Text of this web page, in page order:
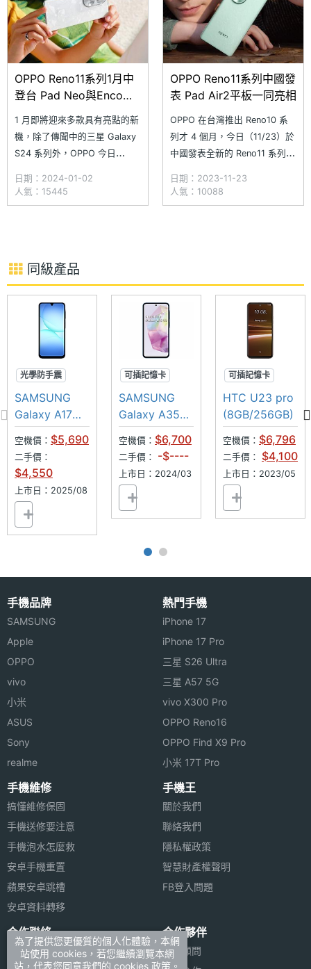
OPPO Reno11系列1月中
登台 Pad Neo與Enco
Buds2 Pro同步亮相
1 月即將迎來多款具有亮點的新
機，除了傳聞中的三星 Galaxy
S24 系列外，OPPO 今日
式發表 Reno11 系列手機，以及
ColorOS 14 操作介面，公布台
日期：2024-01-02
人氣：15445
OPPO Reno11系列中國發
表 Pad Air2平板一同亮相
OPPO 在台灣推出 Reno10 系
列才 4 個月，今日（11/23）於
中國發表全新的 Reno11 系列手
Pro，主打人像拍攝，外型設計
取材自寶石，搭配輕薄機身、雙
日期：2023-11-23
人氣：10088
同級產品
光學防手震
90Hz
可插記憶卡
SAMSUNG
Galaxy A17
5G
空機價： $5,690
二手價：
$4,550
上市日：2025/08
可插記憶卡
超防水
三鏡頭
SAMSUNG
Galaxy A35
5G
(6GB/128GB)
空機價： $6,700
二手價： -$----
上市日：2024/03
可插記憶卡
1億畫素
超防水
HTC U23 pro
(8GB/256GB)
空機價： $6,796
二手價： $4,100
上市日：2023/05
手機品牌
SAMSUNG
Apple
OPPO
vivo
小米
ASUS
Sony
realme
熱門手機
iPhone 17
iPhone 17 Pro
三星 S26 Ultra
三星 A57 5G
vivo X300 Pro
OPPO Reno16
OPPO Find X9 Pro
小米 17T Pro
手機維修
搞懂維修保固
手機送修要注意
手機泡水怎麼救
安卓手機重置
蘋果安卓跳槽
安卓資料轉移
手機王
關於我們
聯絡我們
隱私權政策
智慧財產權聲明
FB登入問題
合作聯絡
廣告刊登
合作夥伴
法律顧問
為了提供您更優質的個人化體驗，本網
站使用 cookies，若您繼續瀏覽本網
站，代表您同意我們的 cookies 政策。